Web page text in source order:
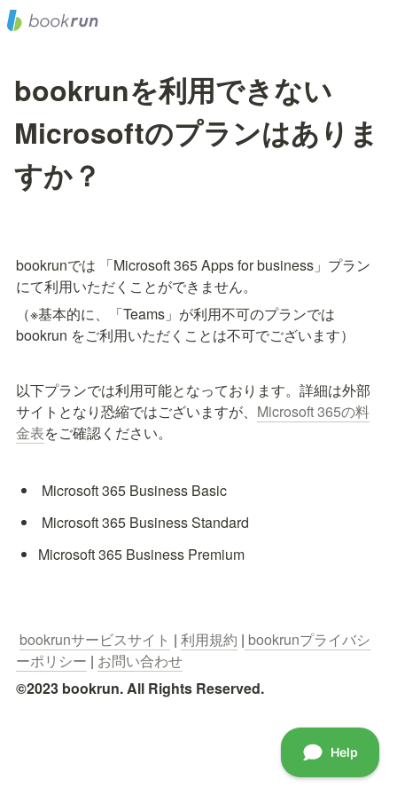
bookrunを利用できない
Microsoftのプランはありま
すか？
bookrunでは 「Microsoft 365 Apps for business」プラン
にて利用いただくことができません。
（※基本的に、「Teams」が利用不可のプランでは
bookrun をご利用いただくことは不可でございます）
以下プランでは利用可能となっております。詳細は外部
サイトとなり恐縮ではございますが、 Microsoft 365の料
金表をご確認ください。
Microsoft 365 Business Basic
Microsoft 365 Business Standard
Microsoft 365 Business Premium
bookrunサービスサイト | 利用規約 | bookrunプライバシ
ーポリシー | お問い合わせ
©2023 bookrun. All Rights Reserved.